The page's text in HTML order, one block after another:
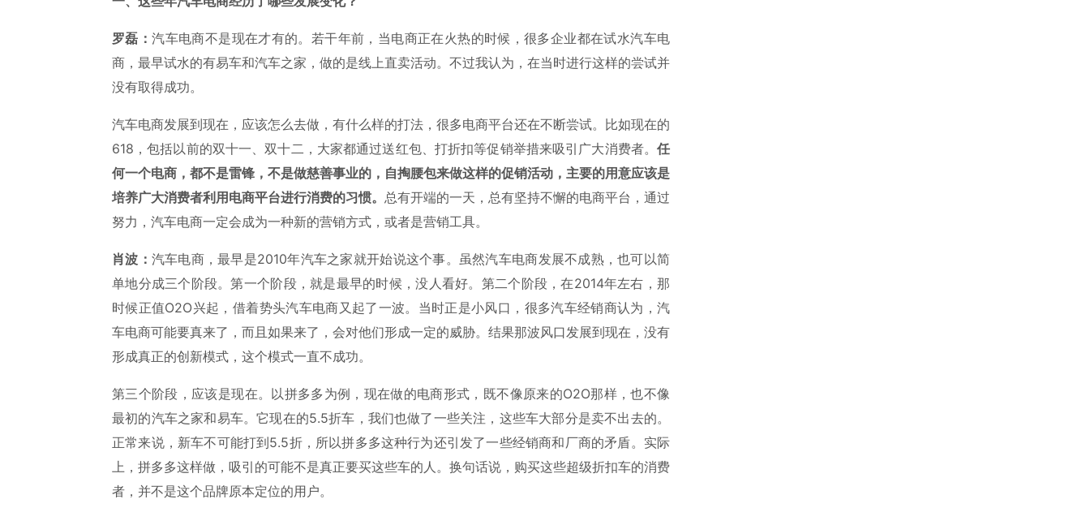
罗磊：汽车电商不是现在才有的。若干年前，当电商正在火热的时候，很多企业都在试水汽车电
商，最早试水的有易车和汽车之家，做的是线上直卖活动。不过我认为，在当时进行这样的尝试并
没有取得成功。
汽车电商发展到现在，应该怎么去做，有什么样的打法，很多电商平台还在不断尝试。比如现在的
618，包括以前的双十一、双十二，大家都通过送红包、打折扣等促销举措来吸引广大消费者。 任
何一个电商，都不是雷锋，不是做慈善事业的，自掏腰包来做这样的促销活动，主要的用意应该是
培养广大消费者利用电商平台进行消费的习惯。 总有开端的一天，总有坚持不懈的电商平台，通过
努力，汽车电商一定会成为一种新的营销方式，或者是营销工具。
肖波： 汽车电商，最早是2010年汽车之家就开始说这个事。虽然汽车电商发展不成熟，也可以简
单地分成三个阶段。第一个阶段，就是最早的时候，没人看好。第二个阶段，在2014年左右，那
时候正值O2O兴起，借着势头汽车电商又起了一波。当时正是小风口，很多汽车经销商认为，汽
车电商可能要真来了，而且如果来了，会对他们形成一定的威胁。结果那波风口发展到现在，没有
形成真正的创新模式，这个模式一直不成功。
第三个阶段，应该是现在。以拼多多为例，现在做的电商形式，既不像原来的O2O那样，也不像
最初的汽车之家和易车。它现在的5.5折车，我们也做了一些关注，这些车大部分是卖不出去的。
正常来说，新车不可能打到5.5折，所以拼多多这种行为还引发了一些经销商和厂商的矛盾。实际
上，拼多多这样做，吸引的可能不是真正要买这些车的人。换句话说，购买这些超级折扣车的消费
者，并不是这个品牌原本定位的用户。